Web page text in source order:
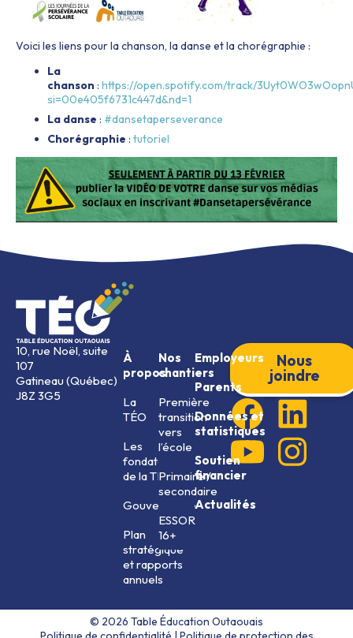
Voici les liens pour la chanson, la danse et la chorégraphie :
La
chanson : https://open.spotify.com/track/
si=00e405f6731c447d&nd=1
La danse : #dansetaperseverance
Chorégraphie : tutoriel
10, rue Noël, suite
107
Gatineau (Québec)
J8Z 3G5
À
propos
La
TÉO
Les
fondateurs
de la TÉO
Gouvernance
Plan
stratégique
et rapports
annuels
Nos
chantiers
Première
transition
vers
l’école
Primaire /
secondaire
ESSOR
16+
Employeurs
Parents
Données et
statistiques
Soutien
financier
Actualités
Nous
joindre
© 2026 Table Éducation Outaouais